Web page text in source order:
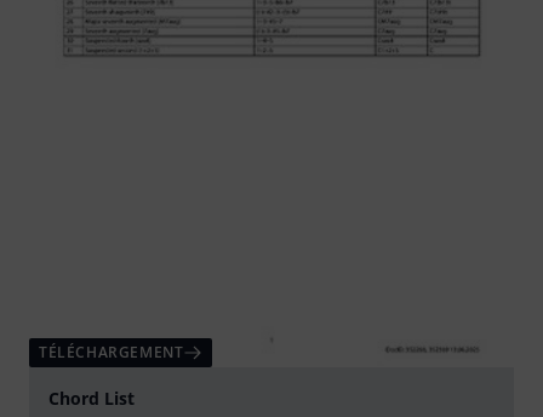
TÉLÉCHARGEMENT
Chord List